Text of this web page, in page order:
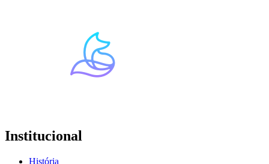
Institucional
História